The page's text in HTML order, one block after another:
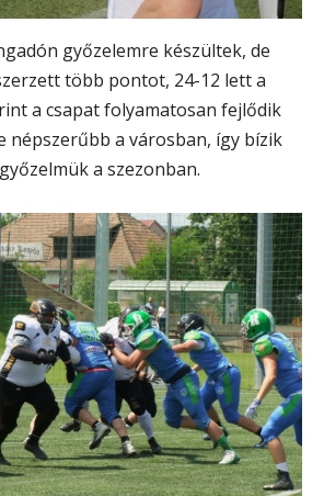
győzelemre készültek, de
több pontot, 24-12 lett a
a csapat folyamatosan fejlődik
népszerűbb a városban, így bízik
a szezonban.